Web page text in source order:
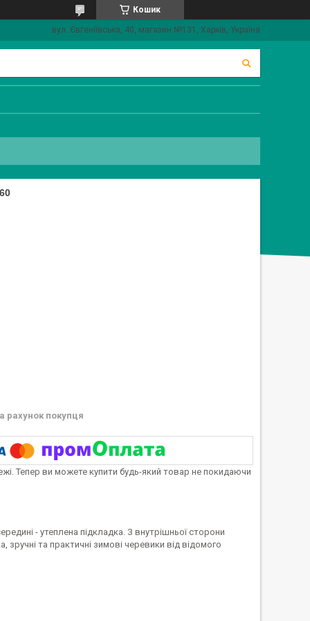
Кошик
вул. Євгеніївська, 40, магазин №131, Харків, Україна
рахунок покупця
Тепер ви можете купити будь-який товар не покидаючи
- утеплена підкладка. З внутрішньої сторони
та практичні зимові черевики від відомого